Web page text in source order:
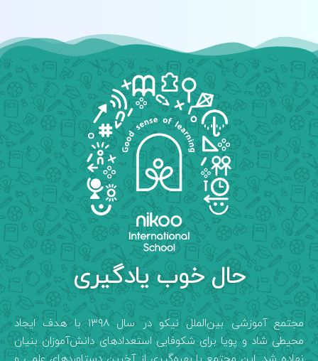
حال خوب یادگیری
مجتمع آموزشی بین‌الملل نیکو در سال ۱۳۹۸ با هدف ایجاد
محیطی شاد و پویا برای شکوفایی استعدادهای دانش‌آموزان بنیان